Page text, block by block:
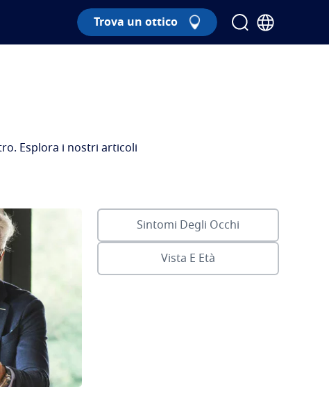
Trova un ottico
Esplora i nostri articoli
Sintomi Degli Occhi
Vista E Età